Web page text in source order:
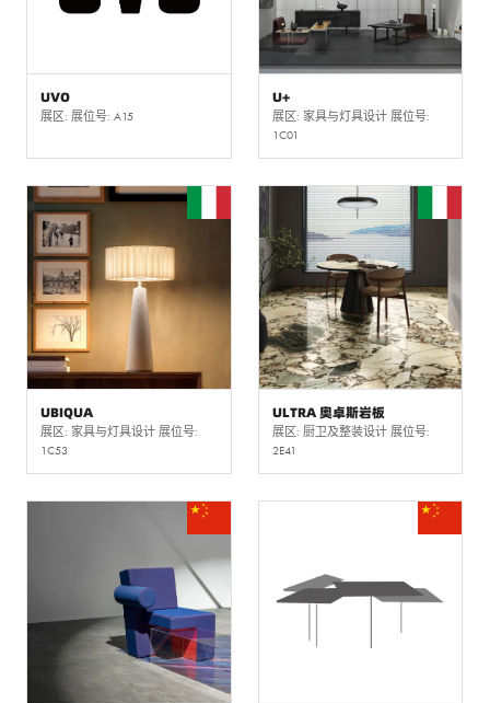
UVO
展区: 展位号: A15
U+
展区: 家具与灯具设计 展位号:
1C01
UBIQUA
展区: 家具与灯具设计 展位号:
1C53
ULTRA 奥卓斯岩板
展区: 厨卫及整装设计 展位号:
2E41